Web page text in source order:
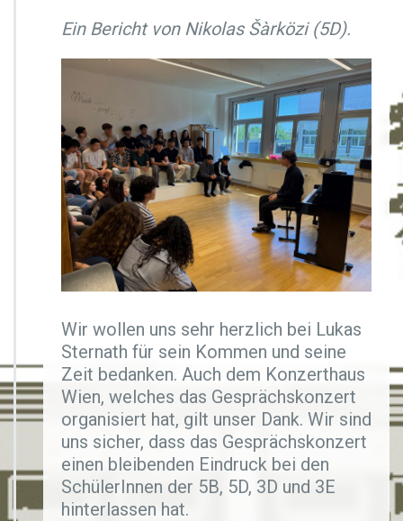
h
z
u
B
e
s
u
c
h
Ein Bericht von Nikolas Šàrközi (5D).
Wir wollen uns sehr herzlich bei Lukas
Sternath für sein Kommen und seine
Zeit bedanken. Auch dem Konzerthaus
Wien, welches das Gesprächskonzert
organisiert hat, gilt unser Dank. Wir sind
uns sicher, dass das Gesprächskonzert
einen bleibenden Eindruck bei den
SchülerInnen der 5B, 5D, 3D und 3E
hinterlassen hat.